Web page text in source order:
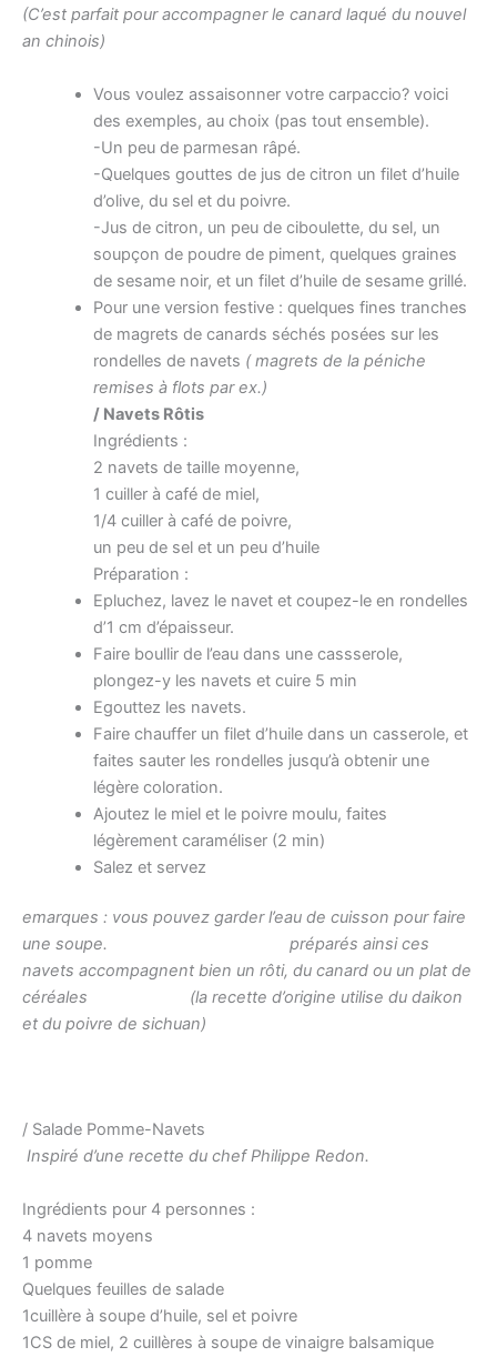
(C’est parfait pour accompagner le canard laqué du nouvel
an chinois)
Vous voulez assaisonner votre carpaccio? voici
des exemples, au choix (pas tout ensemble).
-Un peu de parmesan râpé.
-Quelques gouttes de jus de citron un filet d’huile
d’olive, du sel et du poivre.
-Jus de citron, un peu de ciboulette, du sel, un
soupçon de poudre de piment, quelques graines
de sesame noir, et un filet d’huile de sesame grillé.
Pour une version festive : quelques fines tranches
de magrets de canards séchés posées sur les
rondelles de navets ( magrets de la péniche
remises à flots par ex.)
/ Navets Rôtis
Ingrédients :
2 navets de taille moyenne,
1 cuiller à café de miel,
1/4 cuiller à café de poivre,
un peu de sel et un peu d’huile
Préparation :
Epluchez, lavez le navet et coupez-le en rondelles
d’1 cm d’épaisseur.
Faire boullir de l’eau dans une cassserole,
plongez-y les navets et cuire 5 min
Egouttez les navets.
Faire chauffer un filet d’huile dans un casserole, et
faites sauter les rondelles jusqu’à obtenir une
légère coloration.
Ajoutez le miel et le poivre moulu, faites
légèrement caraméliser (2 min)
Salez et servez
emarques : vous pouvez garder l’eau de cuisson pour faire
une soupe. préparés ainsi ces
navets accompagnent bien un rôti, du canard ou un plat de
céréales (la recette d’origine utilise du daikon
et du poivre de sichuan)
/ Salade Pomme-Navets
Inspiré d’une recette du chef Philippe Redon.
Ingrédients pour 4 personnes :
4 navets moyens
1 pomme
Quelques feuilles de salade
1cuillère à soupe d’huile, sel et poivre
1CS de miel, 2 cuillères à soupe de vinaigre balsamique